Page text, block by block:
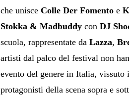
che unisceColle Der Fomento e
Stokka & Madbuddy conDJ
scuola, rappresentate daLazza,
artisti dal palco del festival non
evento del genere in Italia, vissuto
protagonisti della scena sopra e